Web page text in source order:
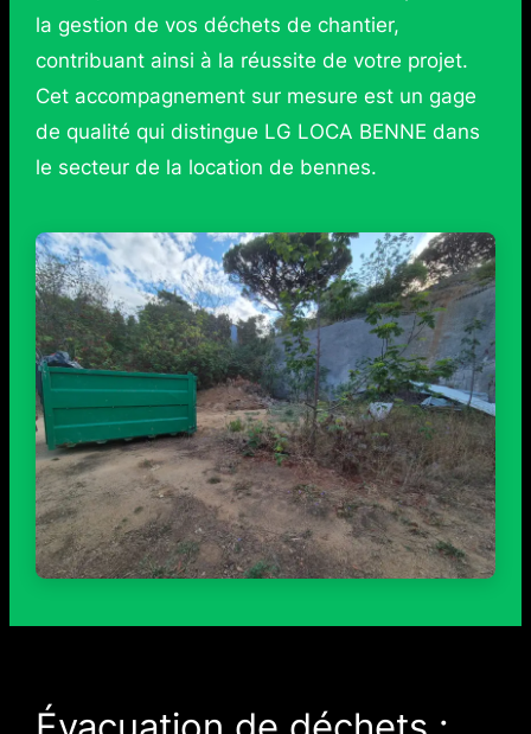
la gestion de vos déchets de chantier,
contribuant ainsi à la réussite de votre projet.
Cet accompagnement sur mesure est un gage
de qualité qui distingue LG LOCA BENNE dans
le secteur de la location de bennes.